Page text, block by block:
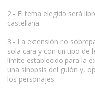
2.- El tema elegido será
castellana.
3.- La extensión no
sola cara y con un tipo de
límite establecido para la
una sinopsis del guión y,
los personajes.